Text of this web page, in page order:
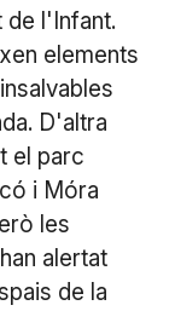
de l'Infant.
elements
D'altra
el parc
i Móra
les
alertat
de la